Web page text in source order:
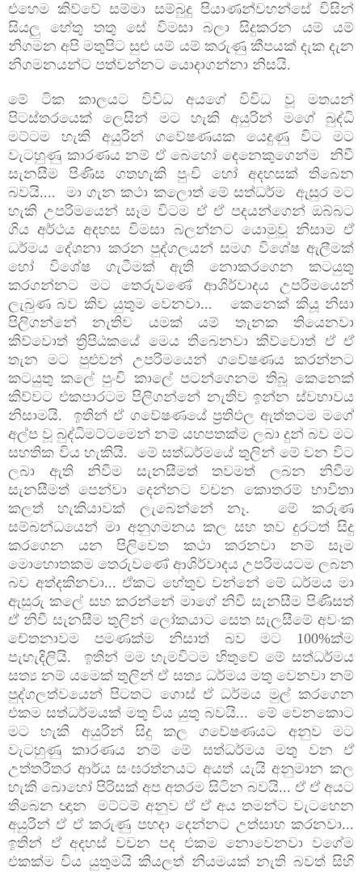
එහෙම කිව්වේ සම්මා සම්බුදු පියාණන්වහන්සේ විසින්
සියලු හේතු තතු සේ විමසා බලා සිදුකරන යම් යම්
නිගමන අපි මතුපිට සුළු යම් යම් කරුණු කීපයක් දැක දැන
නිගමනයන්ට පත්වන්නට යොදාගන්නා නිසයි.
මේ ටික කාලයට විවිධ අයගේ විවිධ වූ මතයන්
පිටස්තරයෙක් ලෙසින් මට හැකි අයුරින් මගේ බුද්ධි
මට්ටම හැකි අයුරින් ගවේෂණයක යෙදුණු විට මට
වැටහුණු කාරණය නම් ඒ බෙහෝ දෙනෙකුගෙන්ම
නිවී
සැනසීම පිණිස ගතහැකි පුංචි හෝ අදහසක් තිබෙන
බවයි.... මා ගැන කථා කලොත් මේ සත්ධර්ම ඇසුර මට
හැකි උපරිමයෙන් සෑම විටම ඒ ඒ පදයන්ගෙන් ඔබ්බට
ගිය අර්ථය අදහස විමසා බලන්නට යොමුවූ නිසාම ඒ
ධර්මය දේශනා කරන පුද්ගලයන් සමග විශේෂ ඇලීමක්
හෝ විශේෂ ගැටීමක් ඇති නොකරගෙන කටයුතු
කරගන්නට මට තෙරුවණේ ආශිර්වාදය උපරිමයෙන්
ලැබුණ බව කිව යුතුම වෙනවා... කෙනෙක් කියූ නිසා
පිලිගන්නේ නැතිව යමක් යම් තැනක තියෙනවා
කිව්වොත් ත්‍රිපිඨකයේ මෙය තිබෙනවා කිව්වොත් ඒ ඒ
තැන මට පුළුවන් උපරිමයෙන් ගවේෂණය කරන්නට
කටයුතු කලේ පුංචි කාලේ පටන්ගෙනම තිබූ කෙනෙක්
කිව්වට එකපාරටම පිලිගන්නේ නැතිව ඉන්න ස්වභාවය
නිසාමයි. ඉතින් ඒ ගවේෂණයේ ප්‍රතිඵල ඇත්තටම මගේ
අල්ප වූ බුද්ධිමට්ටමෙන් නම් යහපතක්ම ලබා දුන් බව මට
සහතික විය හැකියි. මේ සත්ධර්මයේ තුලින් මේ වන විට
ලබා ඇති නිවීම සැනසීමත් තවමත් ලබන නිවීම
සැනසීමත් පෙන්වා දෙන්නට වචන කොතරම් භාවිතා
කලත් හැකියාවක් ලැබෙන්නේ නෑ. මේ කරුණ
සම්බන්ධයෙන් මා අනුගමනය කල සහ තව දුරටත් සිදු
කරගෙන යන පිලිවෙත කථා කරනවා නම් සෑම
මොහොතකම තෙරුවණේ ආශිර්වාදය උපරිමයටම ලබන
බව අත්දකිනවා... ඒකට හේතුව වන්නේ මේ ධර්මය මා
ඇසුරු කලේ සහ කරන්නේ මාගේ නිවී සැනසීම පිණිසත්
ඒ නිවී සැනසීම තුලින් ලෝකයාට සෙත සැලසීමේ අවංක
චේතනාවම පමණක්ම නිසාත් බව මට 100%ක්ම
පැහැදිලියි. ඉතින් මම හැමවිටම හිතුවේ මේ සත්ධර්මය
සත්‍ය නම් යමෙක් තුලින් ඒ සත්‍ය ධර්මය මතු වෙනවා නම්
පුද්ගලත්වයෙන් පිටතට ගොස් ඒ ධර්මය මුල් කරගෙන
එකම සත්ධර්මයක් මතු විය යුතු බවයි... මේ වෙනකොට
මට හැකි අයුරින් සිදු කල ගවේෂණයට අනුව මට
වැටහුණු කාරණය නම් මේ සත්ධර්මය මතු වන ඒ
උත්තරීතර ආර්ය සංඝරත්නයට අයත් යැයි අනුමාන කල
හැකි බොහෝ පිරිසක් අප අතරම සිටින බවයි... ඒ ඒ අයට
තිබෙන ඥාන මට්ටම් අනුව ඒ ඒ අය තමන්ට වැටහෙන
අයුරින් ඒ ඒ කරුණු පහදා දෙන්නට උත්සාහ කරනවා...
ඉතින් ඒ අදහස් වචන පද එකම නොවෙනවා වගේම
එකක්ම විය යුතුමයි කියලත් නියමයක් නැති බවත් සිහි